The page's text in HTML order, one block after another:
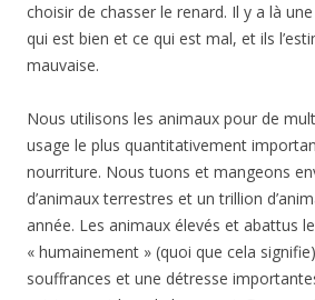
choisir de chasser le renard. Il y a là
qui est bien et ce qui est mal, et ils
mauvaise.
Nous utilisons les animaux pour de
usage le plus quantitativement
nourriture. Nous tuons et mangeons
d’animaux terrestres et un trillion
année. Les animaux élevés et abattus
« humainement » (quoi que cela
souffrances et une détresse